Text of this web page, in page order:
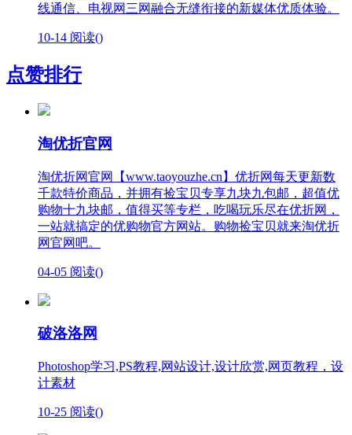
线通信、电视网三网融合无缝衔接的新媒体优质体验。
10-14 阅读()
点赞排行
淘优折官网
淘优折网官网【www.taoyouzhe.cn】优折网每天更新数
千款特价商品，并拥有捡宝贝专享九块九包邮，超值优
购物十九块邮，值得买等专栏，吃喝玩乐尽在优折网，
一站就搞定的优购物官方网站。购物捡宝贝就来淘优折
网官网吧。
04-05 阅读()
破洛洛网
Photoshop学习,PS教程,网站设计,设计欣赏,网页教程，设
计素材
10-25 阅读()